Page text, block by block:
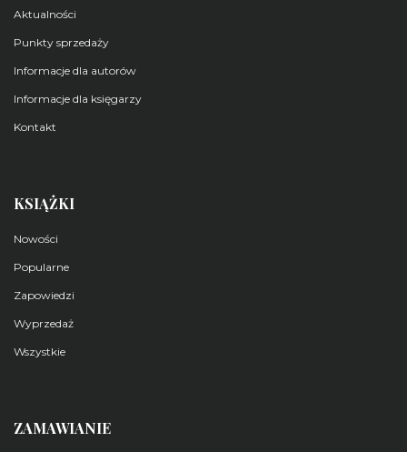
Aktualności
Punkty sprzedaży
Informacje dla autorów
Informacje dla księgarzy
Kontakt
KSIĄŻKI
Nowości
Popularne
Zapowiedzi
Wyprzedaż
Wszystkie
ZAMAWIANIE